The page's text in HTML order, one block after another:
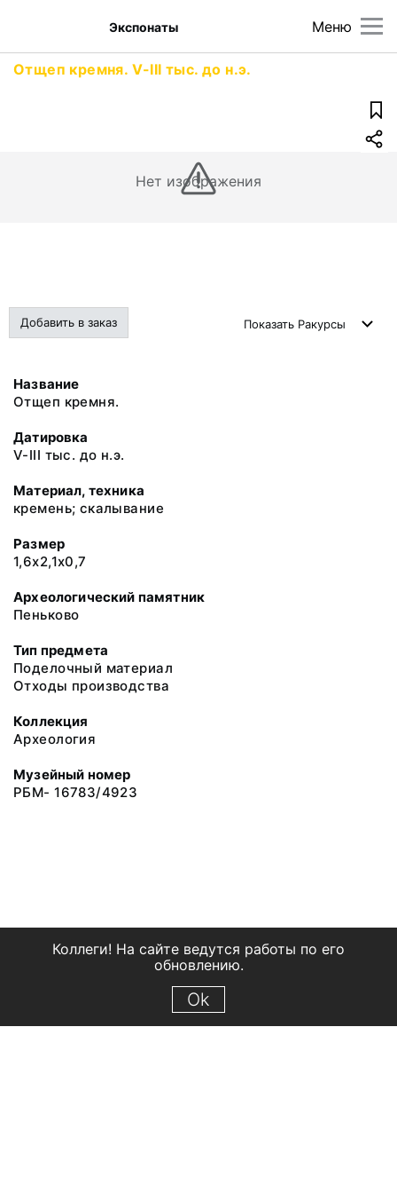
Меню
Экспонаты
Отщеп кремня. V-III тыс. до н.э.
Нет изображения
Добавить в заказ Показать Ракурсы
Название
Отщеп кремня.
Датировка
V-III тыс. до н.э.
Материал, техника
кремень; скалывание
Размер
1,6x2,1x0,7
Археологический памятник
Пеньково
Тип предмета
Поделочный материал
Отходы производства
Коллекция
Археология
Музейный номер
РБМ- 16783/4923
Коллеги! На сайте ведутся работы по его
обновлению.
Ok